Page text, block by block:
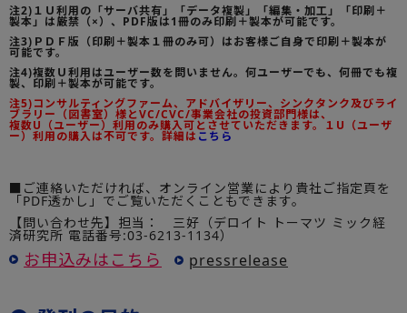
注2)１Ｕ利用の「サーバ共有」「データ複製」「編集・加工」「印刷＋
製本」は厳禁（×）、PDF版は1冊のみ印刷＋製本が可能です。
注3)ＰＤＦ版（印刷＋製本１冊のみ可）はお客様ご自身で印刷＋製本が
可能です。
注4)複数Ｕ利用はユーザー数を問いません。何ユーザーでも、何冊でも複
製、印刷＋製本が可能です。
注5)コンサルティングファーム、アドバイザリー、シンクタンク及びライ
ブラリー（図書室）様とVC/CVC/事業会社の投資部門様は、
複数U（ユーザー）利用のみ購入可とさせていただきます。１U（ユーザ
ー）利用の購入は不可です。詳細は こちら
■ご連絡いただければ、オンライン営業により貴社ご指定頁を
「PDF透かし」でご覧いただくこともできます。
【問い合わせ先】担当： 三好（デロイト トーマツ ミック経
済研究所 電話番号:03-6213-1134）
お申込みはこちら pressrelease